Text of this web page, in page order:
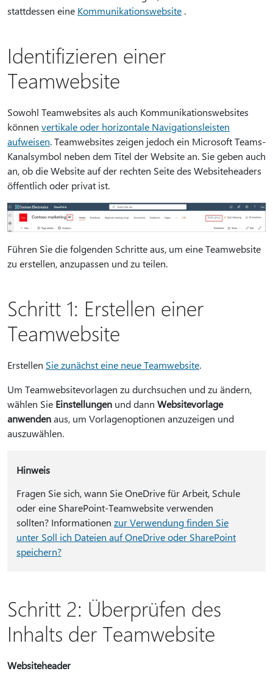
stattdessen eine Kommunikationswebsite .
Identifizieren einer
Teamwebsite
Sowohl Teamwebsites als auch Kommunikationswebsites
können vertikale oder horizontale Navigationsleisten
aufweisen. Teamwebsites zeigen jedoch ein Microsoft Teams-
Kanalsymbol neben dem Titel der Website an. Sie geben auch
an, ob die Website auf der rechten Seite des Websiteheaders
öffentlich oder privat ist.
Führen Sie die folgenden Schritte aus, um eine Teamwebsite
zu erstellen, anzupassen und zu teilen.
Schritt 1: Erstellen einer
Teamwebsite
Erstellen Sie zunächst eine neue Teamwebsite.
Um Teamwebsitevorlagen zu durchsuchen und zu ändern,
wählen Sie Einstellungen und dann Websitevorlage
anwendenaus, um Vorlagenoptionen anzuzeigen und
auszuwählen.
Hinweis
Fragen Sie sich, wann Sie OneDrive für Arbeit, Schule
oder eine SharePoint-Teamwebsite verwenden
sollten? Informationen zur Verwendung finden Sie
unter Soll ich Dateien auf OneDrive oder SharePoint
speichern?
Schritt 2: Überprüfen des
Inhalts der Teamwebsite
Websiteheader